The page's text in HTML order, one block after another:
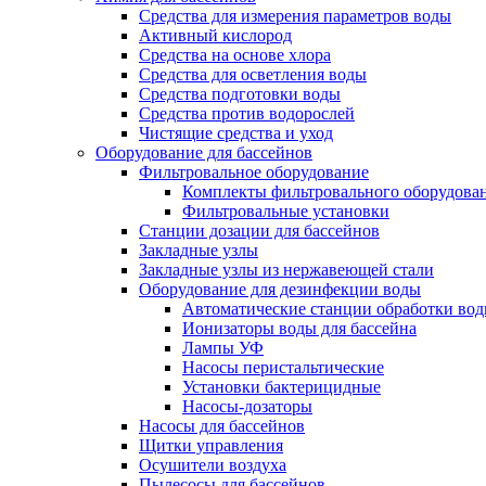
Средства для измерения параметров воды
Активный кислород
Средства на основе хлора
Средства для осветления воды
Средства подготовки воды
Средства против водорослей
Чистящие средства и уход
Оборудование для бассейнов
Фильтровальное оборудование
Комплекты фильтровального
Фильтровальные установки
Станции дозации для бассейнов
Закладные узлы
Закладные узлы из нержавеющей стали
Оборудование для дезинфекции воды
Автоматические станции обработки
Ионизаторы воды для бассейна
Лампы УФ
Насосы перистальтические
Установки бактерицидные
Насосы-дозаторы
Насосы для бассейнов
Щитки управления
Осушители воздуха